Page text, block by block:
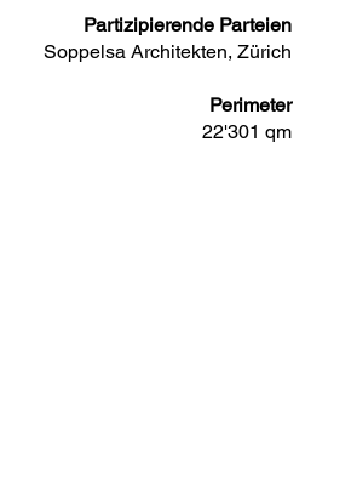
Partizipierende Parteien
Soppelsa Architekten, Zürich
Perimeter
22'301 qm